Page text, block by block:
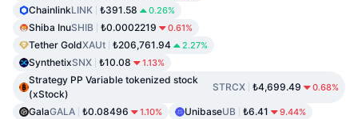
ChainlinkLINK ₺391.58 0.26%
Shiba InuSHIB ₺0.0002219 0.61%
Tether GoldXAUt ₺206,761.94 2.27%
SynthetixSNX ₺10.08 1.13%
Strategy PP Variable tokenized stock
(xStock)
STRCX ₺4,699.49 0.68%
GalaGALA ₺0.08496 1.10% UnibaseUB ₺6.41 9.44%